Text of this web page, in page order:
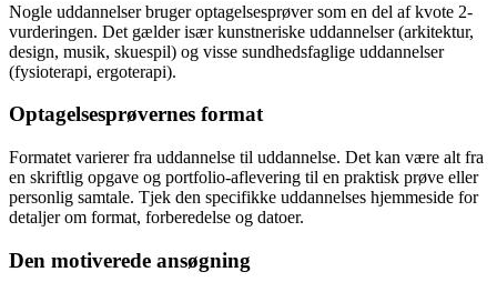
Nogle uddannelser bruger optagelsesprøver som en del af kvote 2-
vurderingen. Det gælder især kunstneriske uddannelser (arkitektur,
design, musik, skuespil) og visse sundhedsfaglige uddannelser
(fysioterapi, ergoterapi).
Optagelsesprøvernes format
Formatet varierer fra uddannelse til uddannelse. Det kan være alt fra
en skriftlig opgave og portfolio-aflevering til en praktisk prøve eller
personlig samtale. Tjek den specifikke uddannelses hjemmeside for
detaljer om format, forberedelse og datoer.
Den motiverede ansøgning